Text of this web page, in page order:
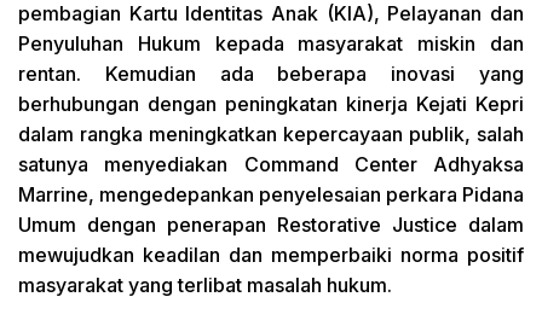
pembagian Kartu Identitas Anak (KIA), Pelayanan dan
Penyuluhan Hukum kepada masyarakat miskin dan
rentan. Kemudian ada beberapa inovasi yang
berhubungan dengan peningkatan kinerja Kejati Kepri
dalam rangka meningkatkan kepercayaan publik, salah
satunya menyediakan Command Center Adhyaksa
Marrine, mengedepankan penyelesaian perkara Pidana
Umum dengan penerapan Restorative Justice dalam
mewujudkan keadilan dan memperbaiki norma positif
masyarakat yang terlibat masalah hukum.